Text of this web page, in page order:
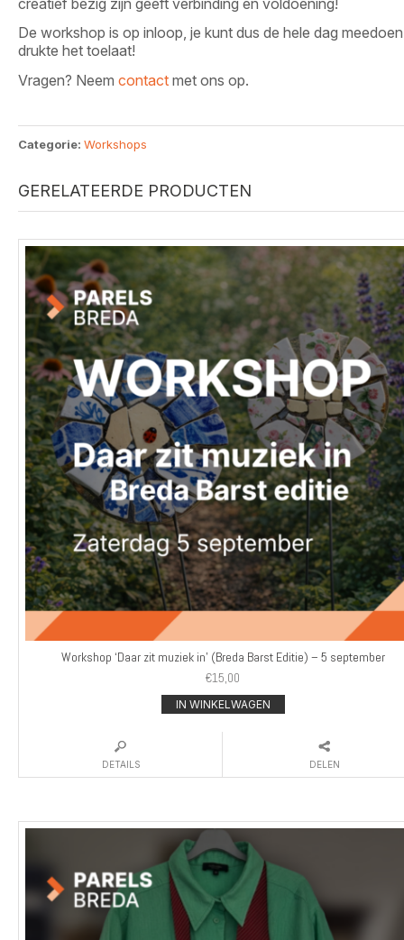
De workshop is op inloop, je kunt dus de hele dag
drukte het toelaat!
Vragen? Neem contact met ons op.
Categorie: Workshops
GERELATEERDE PRODUCTEN
Workshop ‘Daar zit muziek in’ (Breda Barst Editie) – 5 september
€15,00
IN WINKELWAGEN
DETAILS DELEN